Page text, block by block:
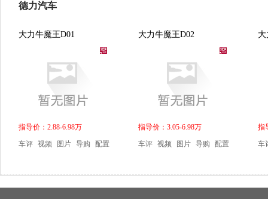
德力汽车
大力牛魔王D01
指导价：2.88-6.98万
车评 视频 图片 导购 配置
大力牛魔王D02
指导价：3.05-6.98万
车评 视频 图片 导购 配置
大
指
车